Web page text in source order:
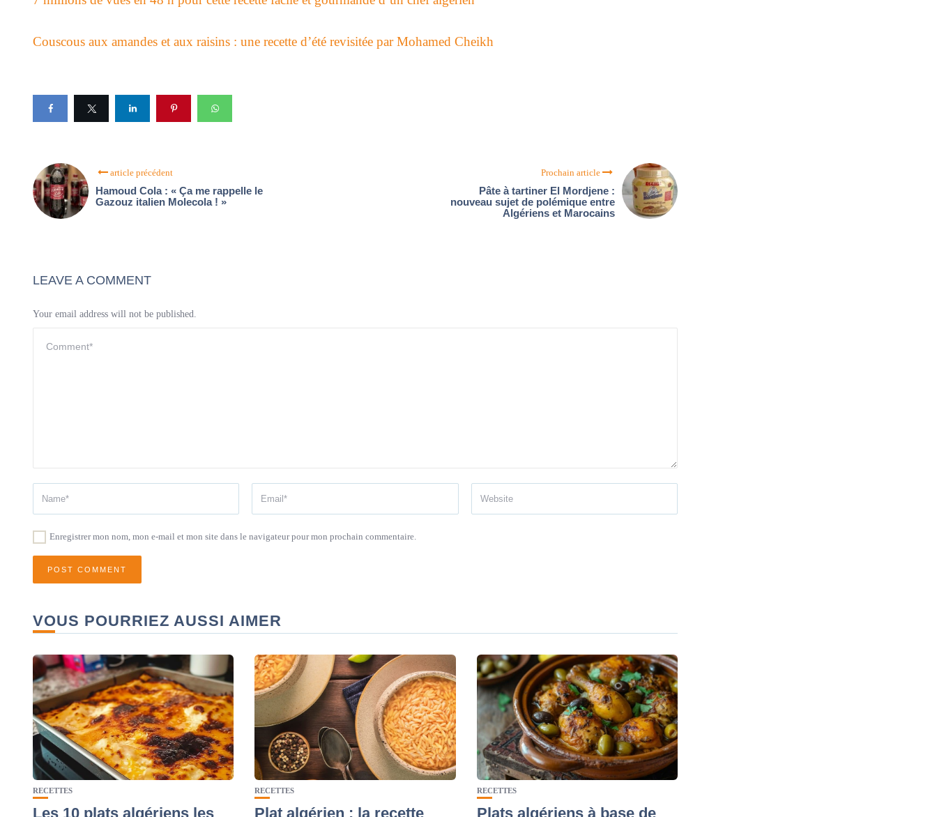
Couscous aux amandes et aux raisins : une recette d’été revisitée par Mohamed Cheikh
article précédent
Hamoud Cola : « Ça me rappelle le
Gazouz italien Molecola ! »
Prochain article
Pâte à tartiner El Mordjene :
nouveau sujet de polémique entre
Algériens et Marocains
LEAVE A COMMENT
Your email address will not be published.
Enregistrer mon nom, mon e-mail et mon site dans le navigateur pour mon prochain commentaire.
VOUS POURRIEZ AUSSI AIMER
RECETTES
Les 10 plats algériens les
RECETTES
Plat algérien : la recette
RECETTES
Plats algériens à base de